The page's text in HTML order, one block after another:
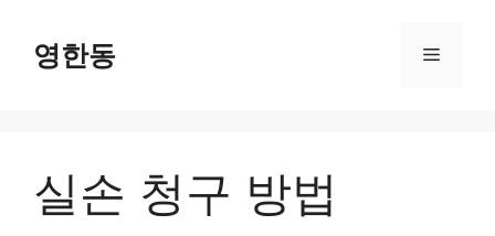
영한동 메
실손 청구 방법